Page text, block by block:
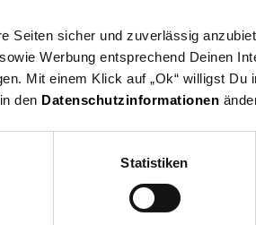
Seiten sicher und zuverlässig
Werbung entsprechend Deinen
Mit einem Klick auf „Ok“ willigst Du
den Datenschutzinformationen
Statistiken